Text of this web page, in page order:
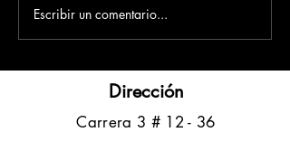
Escribir un comentario...
Dirección
​Carrera 3 # 12 - 36